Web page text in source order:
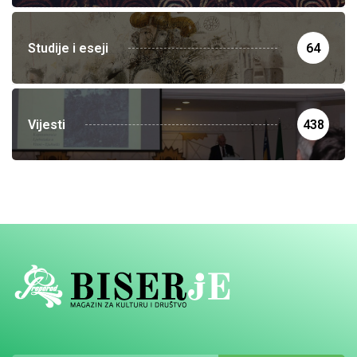
Studije i eseji 64
Vijesti 438